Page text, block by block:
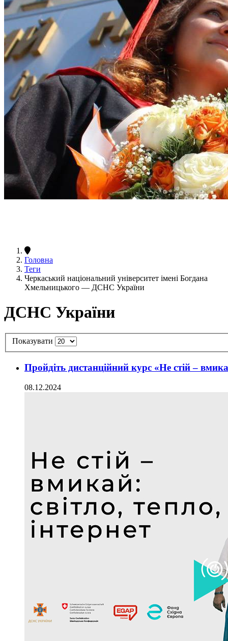
Головна
Теги
Черкаський національний університет імені Богдана
Хмельницького — ДСНС України
ДСНС України
Показувати
Пройдіть дистанційний курс «Не стій –
08.12.2024